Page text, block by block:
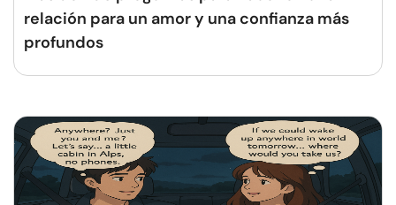
relación para un amor y una confianza más
profundos